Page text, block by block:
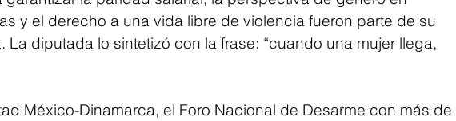
y el derecho a una vida libre de violencia fueron parte de su
La diputada lo sintetizó con la frase: “cuando una mujer llega,
México-Dinamarca, el Foro Nacional de Desarme con más de